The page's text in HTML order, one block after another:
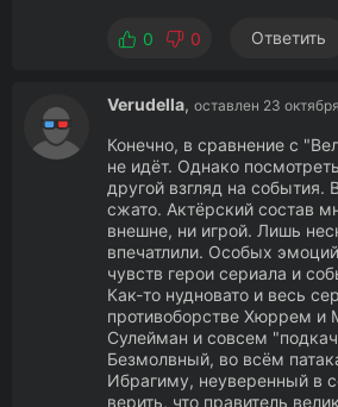
0 0 Ответить
Verudella, оставлен 23
Конечно, в сравнение с
не идёт. Однако
другой взгляд на события.
сжато. Актёрский состав
внешне, ни игрой. Лишь
впечатлили. Особых
чувств герои сериала и
Как-то нудновато и весь
противоборстве Хюррем и
Сулейман и совсем
Безмолвный, во всём
Ибрагиму, неуверенный в
верить, что правитель